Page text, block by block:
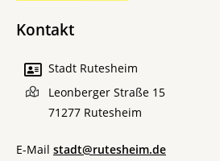
Kontakt
Stadt Rutesheim
Leonberger Straße 15
71277 Rutesheim
E-Mail stadt@rutesheim.de